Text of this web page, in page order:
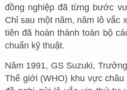
đồng nghiệp đã từng bước
Chỉ sau một năm, năm lô vắc
tiên đã hoàn thành toàn bộ
chuẩn kỹ thuật.
Năm 1991, GS Suzuki,
Thế giới (WHO) khu vực